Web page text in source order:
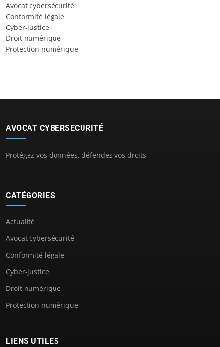
Avocat cybersécurité
Conformité légale
Cyber-justice
Droit numérique
Protection numérique
AVOCAT CYBERSECURITÉ
Protégez vos données, défendez vos droits
CATÉGORIES
Actualité
Avocat cybersécurité
Conformité légale
Cyber-justice
Droit numérique
Protection numérique
LIENS UTILES